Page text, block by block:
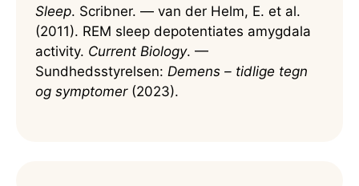
Sleep. Scribner. — van der Helm, E. et al.
(2011). REM sleep depotentiates amygdala
activity. Current Biology. —
Sundhedsstyrelsen: Demens – tidlige tegn
og symptomer(2023).